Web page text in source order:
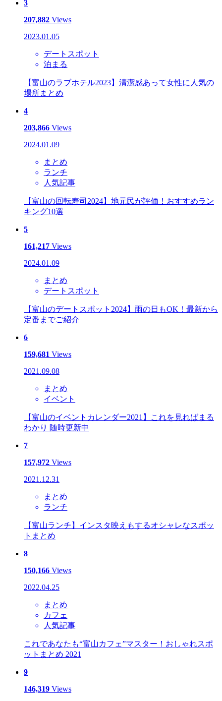
3
207,882 Views
2023.01.05
デートスポット
泊まる
【富山のラブホテル2023】清潔感あって女性に人気の
場所まとめ
4
203,866 Views
2024.01.09
まとめ
ランチ
人気記事
【富山の回転寿司2024】地元民が評価！おすすめラン
キング10選
5
161,217 Views
2024.01.09
まとめ
デートスポット
【富山のデートスポット2024】雨の日もOK！最新から
定番までご紹介
6
159,681 Views
2021.09.08
まとめ
イベント
【富山のイベントカレンダー2021】これを見ればまる
わかり 随時更新中
7
157,972 Views
2021.12.31
まとめ
ランチ
【富山ランチ】インスタ映えもするオシャレなスポッ
トまとめ
8
150,166 Views
2022.04.25
まとめ
カフェ
人気記事
これであなたも“富山カフェ”マスター！おしゃれスポ
ットまとめ 2021
9
146,319 Views